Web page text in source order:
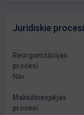
Juridiskie procesi
Reorganizācijas
procesi
Nav
Maksātnespējas
procesi